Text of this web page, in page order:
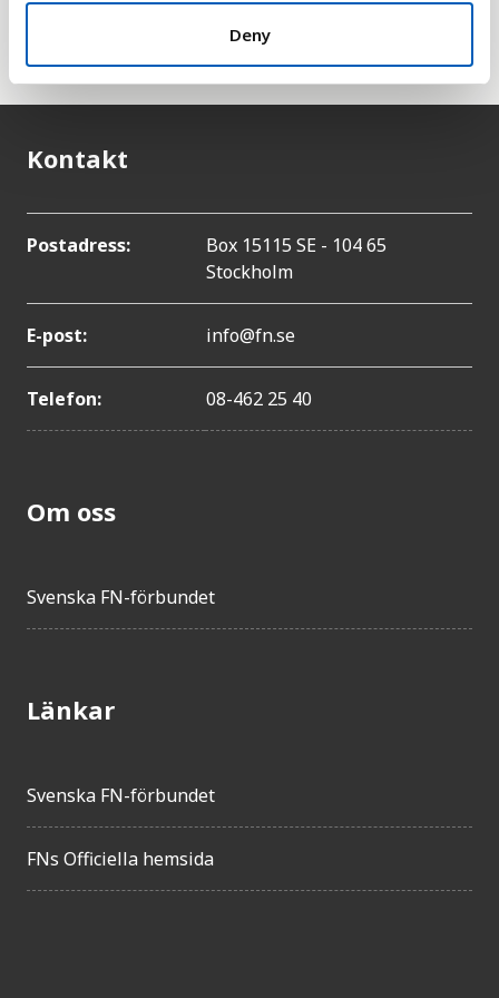
Deny
Kontakt
Postadress:
Box 15115 SE - 104 65
Stockholm
E-post: info@fn.se
Telefon: 08-462 25 40
Om oss
Svenska FN-förbundet
Länkar
Svenska FN-förbundet
FNs Officiella hemsida